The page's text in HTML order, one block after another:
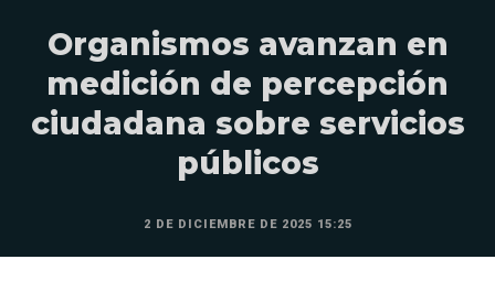
Organismos avanzan en
medición de percepción
ciudadana sobre servicios
públicos
2 DE DICIEMBRE DE 2025 15:25